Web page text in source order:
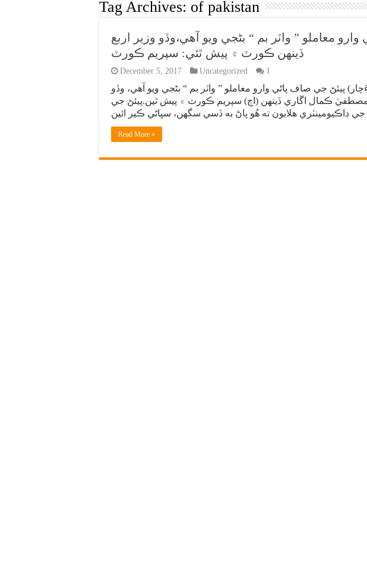
Tag Archives: of pakistan
معاملو ” واٽر بم “ بڻجي ويو آهي،وڏو وزير اربع
ڏينهن ڪورٽ ۾ پيش ٿئي: سپريم ڪورٽ
December 5, 2017 Uncategorized 1
پيئڻ جي صاف پاڻي وارو معاملو ” واٽر بم “ بڻجي ويو آهي، وڏو
مصطفيٰ ڪمال اڱاري ڏينهن (اڄ) سپريم ڪورٽ ۾ پيش ٿين.پيئڻ جي
Read More »